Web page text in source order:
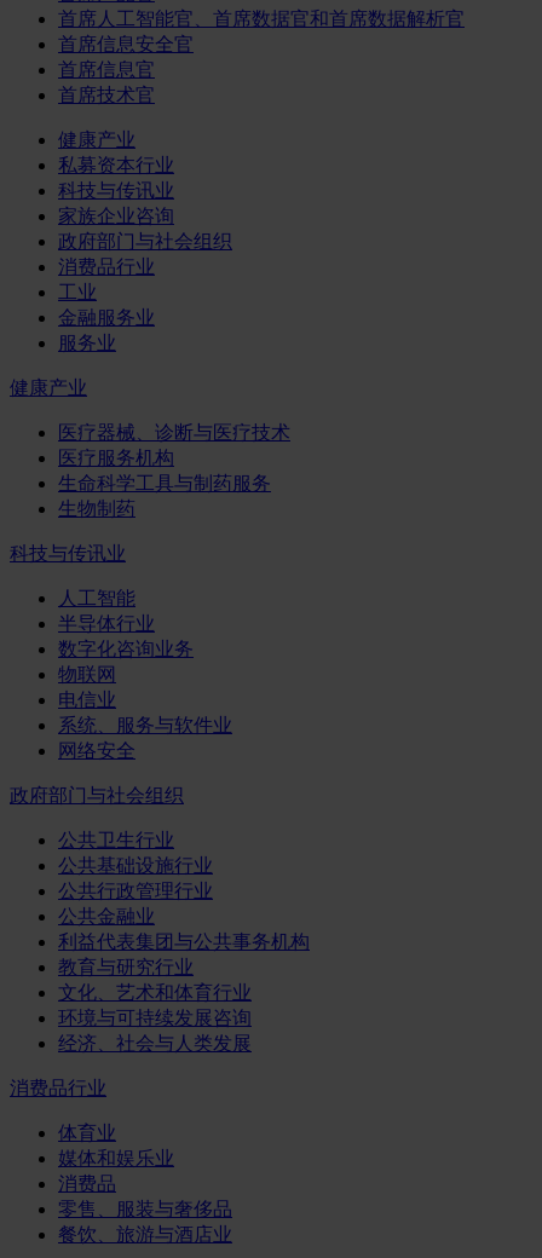
首席人工智能官、首席数据官和首席数据解析官
首席信息安全官
首席信息官
首席技术官
健康产业
私募资本行业
科技与传讯业
家族企业咨询
政府部门与社会组织
消费品行业
工业
金融服务业
服务业
健康产业
医疗器械、诊断与医疗技术
医疗服务机构
生命科学工具与制药服务
生物制药
科技与传讯业
人工智能
半导体行业
数字化咨询业务
物联网
电信业
系统、服务与软件业
网络安全
政府部门与社会组织
公共卫生行业
公共基础设施行业
公共行政管理行业
公共金融业
利益代表集团与公共事务机构
教育与研究行业
文化、艺术和体育行业
环境与可持续发展咨询
经济、社会与人类发展
消费品行业
体育业
媒体和娱乐业
消费品
零售、服装与奢侈品
餐饮、旅游与酒店业